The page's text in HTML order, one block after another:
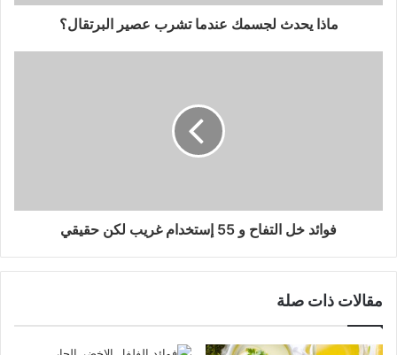
ماذا يحدث لجسمك عندما تشرب عصير البرتقال؟
فوائد خل التفاح و 55 إستخدام غريب لكن حقيقي
مقالات ذات صلة